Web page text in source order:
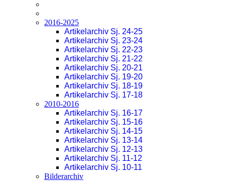
2016-2025
Artikelarchiv Sj. 24-25
Artikelarchiv Sj. 23-24
Artikelarchiv Sj. 22-23
Artikelarchiv Sj. 21-22
Artikelarchiv Sj. 20-21
Artikelarchiv Sj. 19-20
Artikelarchiv Sj. 18-19
Artikelarchiv Sj. 17-18
2010-2016
Artikelarchiv Sj. 16-17
Artikelarchiv Sj. 15-16
Artikelarchiv Sj. 14-15
Artikelarchiv Sj. 13-14
Artikelarchiv Sj. 12-13
Artikelarchiv Sj. 11-12
Artikelarchiv Sj. 10-11
Bilderarchiv